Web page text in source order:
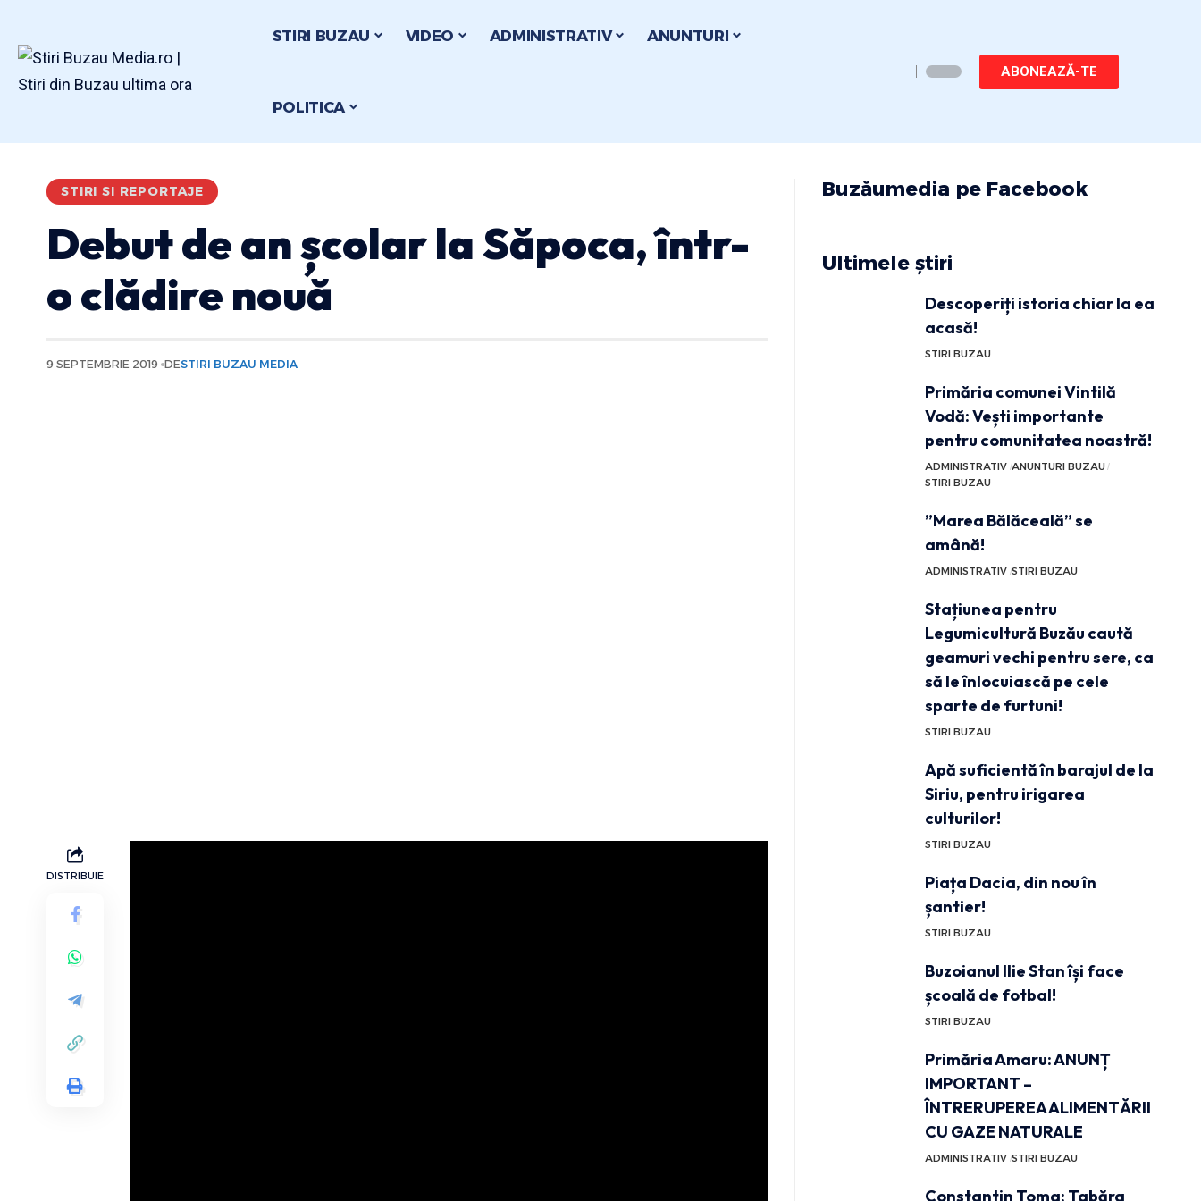
STIRI BUZAU VIDEO ADMINISTRATIV ANUNTURI
POLITICA
ABONEAZĂ-TE
STIRI SI REPORTAJE
Debut de an școlar la Săpoca, într-
o clădire nouă
9 SEPTEMBRIE 2019 DESTIRI BUZAU MEDIA
DISTRIBUIE
Buzăumedia pe Facebook
Ultimele știri
Descoperiți istoria chiar la ea
acasă!
STIRI BUZAU
Primăria comunei Vintilă
Vodă: Vești importante
pentru comunitatea noastră!
ADMINISTRATIV ANUNTURI BUZAU
STIRI BUZAU
”Marea Bălăceală” se
amână!
ADMINISTRATIV STIRI BUZAU
Stațiunea pentru
Legumicultură Buzău caută
geamuri vechi pentru sere, ca
să le înlocuiască pe cele
sparte de furtuni!
STIRI BUZAU
Apă suficientă în barajul de la
Siriu, pentru irigarea
culturilor!
STIRI BUZAU
Piața Dacia, din nou în
șantier!
STIRI BUZAU
Buzoianul Ilie Stan își face
școală de fotbal!
STIRI BUZAU
Primăria Amaru: ANUNȚ
IMPORTANT –
ÎNTRERUPEREA ALIMENTĂRII
CU GAZE NATURALE
ADMINISTRATIV STIRI BUZAU
Constantin Toma: Tabăra